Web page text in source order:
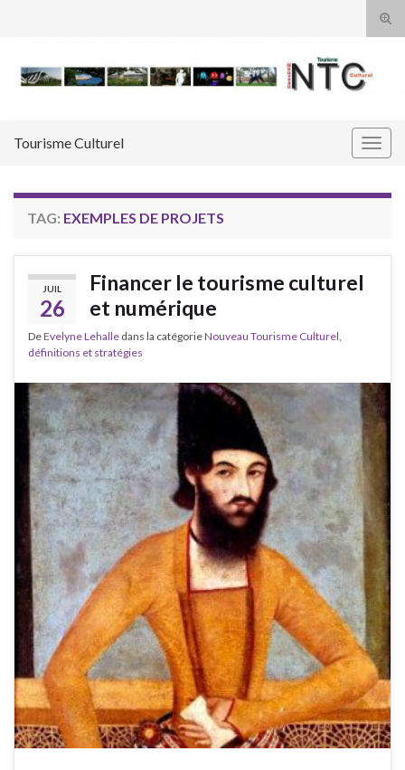
Tourisme Culturel
TAG: EXEMPLES DE PROJETS
JUIL
26
Financer le tourisme culturel
et numérique
DeEvelyne Lehalle dans la catégorieNouveau Tourisme Culturel,
définitions et stratégies